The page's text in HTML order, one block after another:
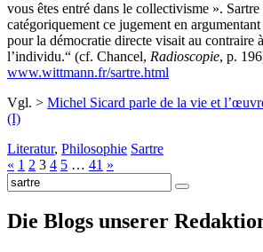
vous êtes entré dans le collectivisme ». Sartre
catégoriquement ce jugement en
pour la démocratie directe visait au contraire
l’individu.“ (cf. Chancel, Radioscopie, p.
www.wittmann.fr/sartre.html
Vgl. > Michel Sicard parle de la vie et
(I)
Literatur, Philosophie Sartre
« 1 2 3 4 5 … 41 »
Suche
nach:
Die Blogs unserer